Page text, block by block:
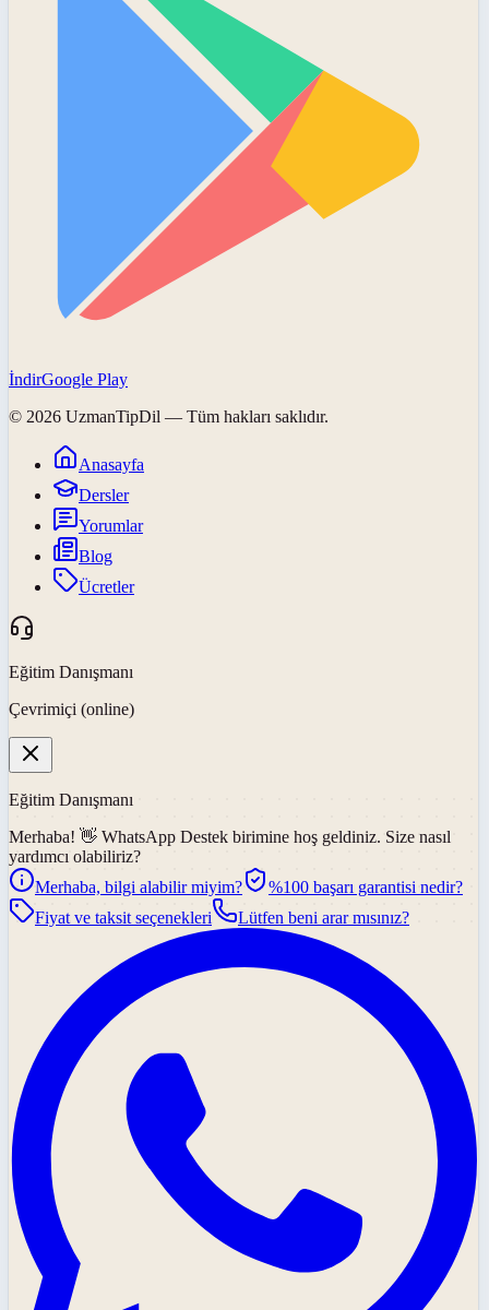
İndirGoogle Play
© 2026 UzmanTipDil — Tüm hakları saklıdır.
Anasayfa
Dersler
Yorumlar
Blog
Ücretler
Eğitim Danışmanı
Çevrimiçi (online)
Eğitim Danışmanı
Merhaba! 👋 WhatsApp Destek birimine hoş geldiniz. Size nasıl
yardımcı olabiliriz?
Merhaba, bilgi alabilir miyim?
%100 başarı garantisi nedir?
Fiyat ve taksit seçenekleri
Lütfen beni arar mısınız?